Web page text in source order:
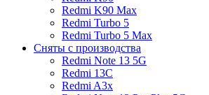
Redmi K90 Max
Redmi Turbo 5
Redmi Turbo 5 Max
Сняты с производства
Redmi Note 13 5G
Redmi 13C
Redmi A3x